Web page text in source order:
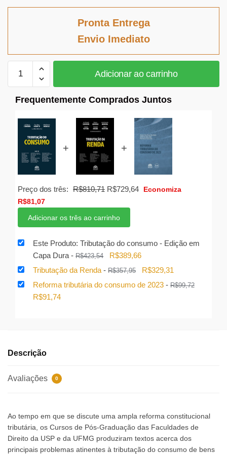
atual
Pronta Entrega
Envio Imediato
Tributação
Capa
Dura
quantidade
Adicionar ao carrinho
Frequentemente Comprados Juntos
+ +
Preço dos três: R$810,71 O
R$729,64OEconomiza
R$81,07
Adicionar os três ao carrinho
Este Produto: Tributação do consumo - Edição em
Capa Dura - R$423,54
O
preço
R$389,66O
preço
Tributação da Renda - R$357,95
O
preço
R$329,31
preço
Reforma tributária do consumo de 2023 - R$99,72
O
R$91,74O
Descrição
Avaliações 0
Ao tempo em que se discute uma ampla reforma constitucional
tributária, os Cursos de Pós-Graduação das Faculdades de
Direito da USP e da UFMG produziram textos acerca dos
principais problemas atinentes à tributação do consumo de bens